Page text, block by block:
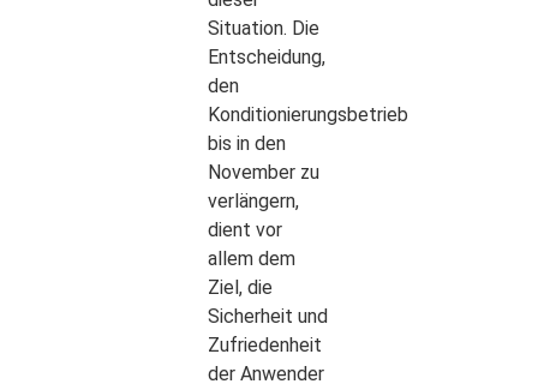
Situation. Die
Entscheidung,
den
Konditionierungsbetrieb
bis in den
November zu
verlängern,
dient vor
allem dem
Ziel, die
Sicherheit und
Zufriedenheit
der Anwender